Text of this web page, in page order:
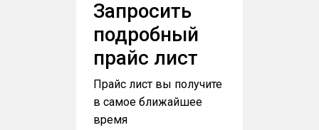
Запросить
подробный
прайс лист
Прайс лист вы получите
в самое ближайшее
время